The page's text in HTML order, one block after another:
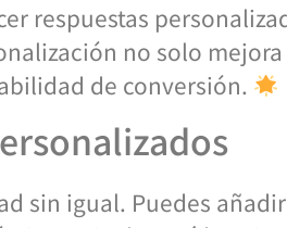
respuestas
no solo mejora
de conversión.
sin igual. Puedes añadir